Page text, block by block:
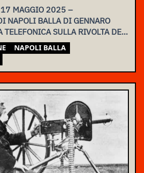
17 MAGGIO 2025 –
NAPOLI BALLA DI GENNARO
TELEFONICA SULLA RIVOLTA DEL
SCORSA NOTTE
NAPOLI BALLA